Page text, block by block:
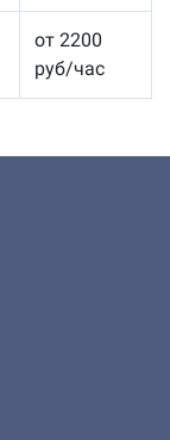
от 2200
руб/час